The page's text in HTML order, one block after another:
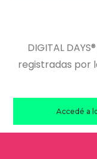
DIGITAL
registradas por
Accedé a